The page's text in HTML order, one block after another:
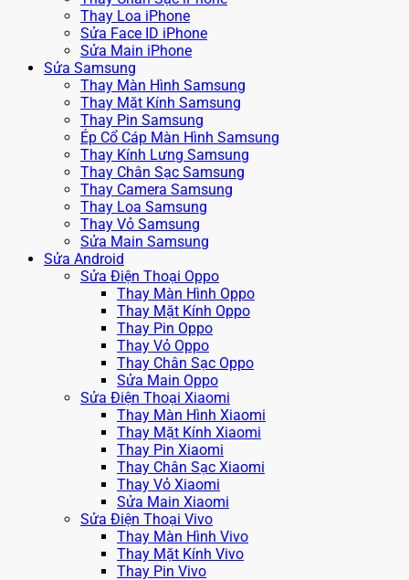
Thay Loa iPhone
Sửa Face ID iPhone
Sửa Main iPhone
Sửa Samsung
Thay Màn Hình Samsung
Thay Mặt Kính Samsung
Thay Pin Samsung
Ép Cổ Cáp Màn Hình Samsung
Thay Kính Lưng Samsung
Thay Chân Sạc Samsung
Thay Camera Samsung
Thay Loa Samsung
Thay Vỏ Samsung
Sửa Main Samsung
Sửa Android
Sửa Điện Thoại Oppo
Thay Màn Hình Oppo
Thay Mặt Kính Oppo
Thay Pin Oppo
Thay Vỏ Oppo
Thay Chân Sạc Oppo
Sửa Main Oppo
Sửa Điện Thoại Xiaomi
Thay Màn Hình Xiaomi
Thay Mặt Kính Xiaomi
Thay Pin Xiaomi
Thay Chân Sạc Xiaomi
Thay Vỏ Xiaomi
Sửa Main Xiaomi
Sửa Điện Thoại Vivo
Thay Màn Hình Vivo
Thay Mặt Kính Vivo
Thay Pin Vivo